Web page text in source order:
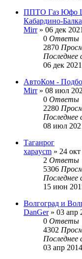
ППТО Газ Юфо
Кабардино-
Mirr» 06 дек
0 Ответы
2870
Последнее
06 дек
АвтоКом -
Mirr» 08 июл
0 Ответы
2280
Последнее
08 июл
Таганрог
xapaycm » 24
2 Ответы
5306
Последнее
15 июн
Волгоград и
DanGer» 03 апр
0 Ответы
4302
Последнее
03 апр